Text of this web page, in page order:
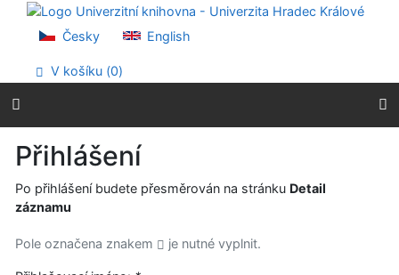
Přejít na obsah
Přejít na menu
Prohlášení o webové přístupnosti
Česky English
V košíku (0)
Přihlášení
Po přihlášení budete přesměrován na stránku Detail
záznamu
Pole označena znakem je nutné vyplnit.